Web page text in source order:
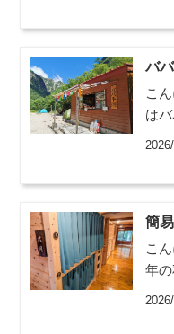
バ
こ
は
簡
こ
年